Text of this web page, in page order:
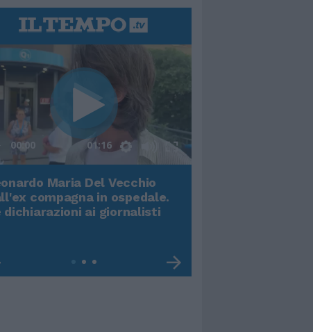
00:00 01:16
Maria Del Vecchio
compagna in ospedale.
dichiarazioni ai giornalisti